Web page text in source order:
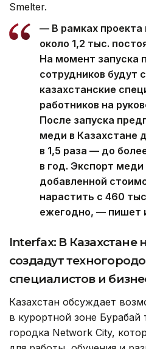
Smelter.
— В рамках проекта
около 1,2 тыс.
На момент запуска
сотрудников будут
казахстанские
работников на
После запуска
меди в Казахстане
в 1,5 раза — до
в год. Экспорт меди
добавленной
нарастить с 460
ежегодно, — пишет
Interfax: В Казахстане
создадут
специалистов и
Казахстан обсуждает
в курортной зоне Бурабай
городка Network City,